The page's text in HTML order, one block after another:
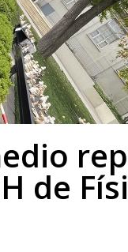
de